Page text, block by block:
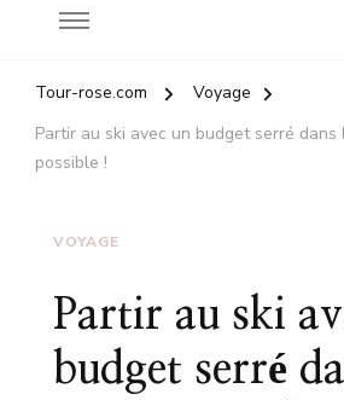
Tour-rose.com
Voyage
Partir au ski avec un budget serré dans
possible !
VOYAGE
Partir au ski
budget serré